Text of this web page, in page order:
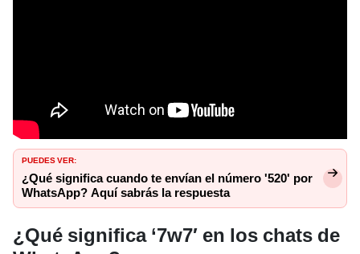
PUEDES VER:
¿Qué significa cuando te envían el número '520' por
WhatsApp? Aquí sabrás la respuesta
¿Qué significa ‘7w7′ en los chats de